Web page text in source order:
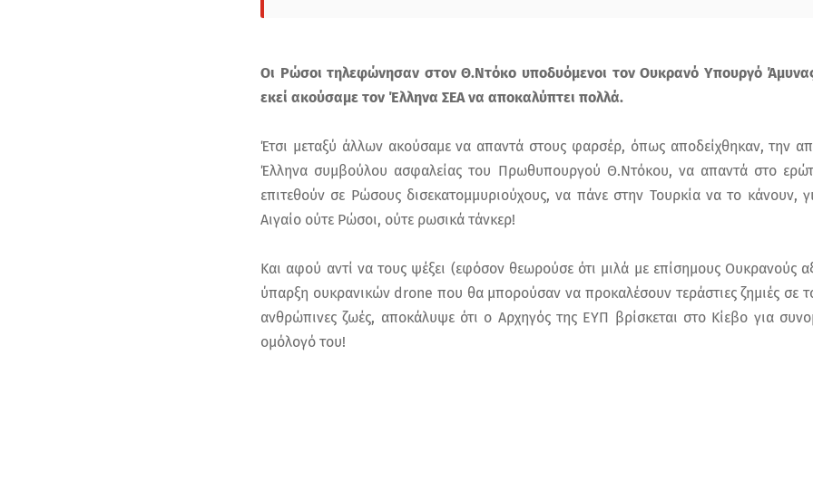
Οι Ρώσοι τηλεφώνησαν στον Θ.Ντόκο υποδυόμενοι τον Ουκρανό Υπουργό
εκεί ακούσαμε τον Έλληνα ΣΕΑ να αποκαλύπτει πολλά.
Έτσι μεταξύ άλλων ακούσαμε να απαντά στους φαρσέρ, όπως αποδείχθηκαν, την
Έλληνα συμβούλου ασφαλείας του Πρωθυπουργού Θ.Ντόκου, να απαντά στο
επιτεθούν σε Ρώσους δισεκατομμυριούχους, να πάνε στην Τουρκία να το κάνουν,
Αιγαίο ούτε Ρώσοι, ούτε ρωσικά τάνκερ!
Και αφού αντί να τους ψέξει (εφόσον θεωρούσε ότι μιλά με επίσημους Ουκρανούς
ύπαρξη ουκρανικών drone που θα μπορούσαν να προκαλέσουν τεράστιες ζημιές σε
ανθρώπινες ζωές, αποκάλυψε ότι ο Αρχηγός της ΕΥΠ βρίσκεται στο Κίεβο για
ομόλογό του!